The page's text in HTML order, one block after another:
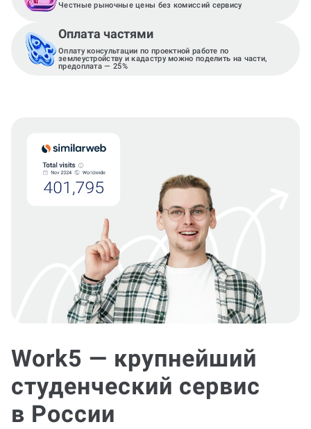
Честные рыночные цены без комиссий сервису
Оплата частями
Оплату консультации по проектной работе по
землеустройству и кадастру можно поделить на части,
предоплата — 25%
Work5 — крупнейший
студенческий сервис
в России